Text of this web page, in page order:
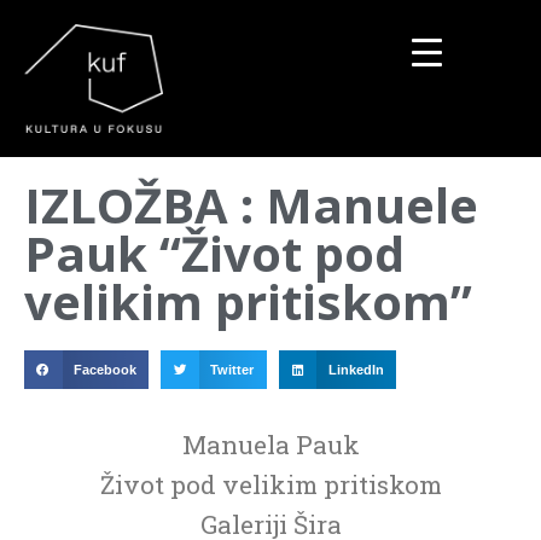
IZLOŽBA : Manuele
Pauk “Život pod
velikim pritiskom”
Facebook Twitter LinkedIn
Manuela Pauk
Život pod velikim pritiskom
Galeriji Šira
▼
▼